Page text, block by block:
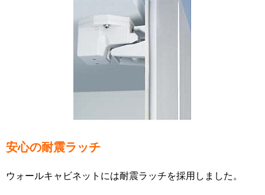
安心の耐震ラッチ
ウォールキャビネットには耐震ラッチを採用しました。